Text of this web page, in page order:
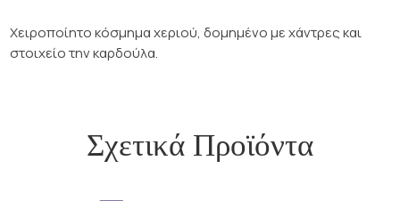
Χειροποίητο κόσμημα χεριού, δομημένο με χάντρες και
στοιχείο την καρδούλα.
Σχετικά Προϊόντα